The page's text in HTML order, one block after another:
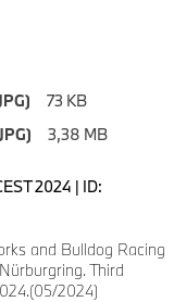
73 KB
3,38 MB
2024 | ID:
and Bulldog Racing
Third
2024)